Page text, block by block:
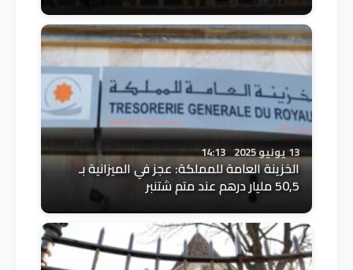
13 يونيو 2025 14:13
الخزينة العامة للمملكة: عجز في الميزانية بـ
50,5 مليار درهم عند متم شتنبر